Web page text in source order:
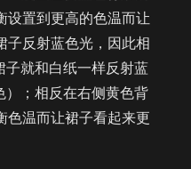
设置到更高的色温而让
子反射蓝色光，因此相
子就和白纸一样反射蓝
）；相反在右侧黄色背
色温而让裙子看起来更